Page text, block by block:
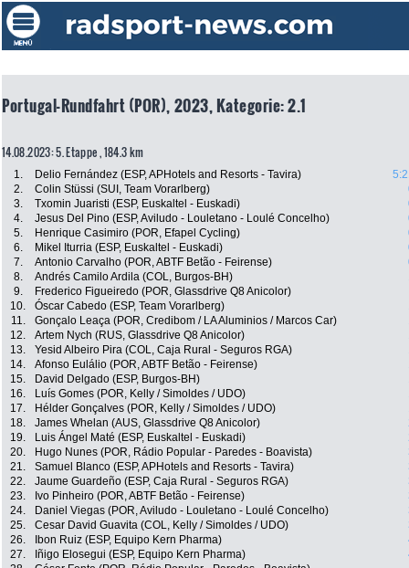
Portugal-Rundfahrt (POR), 2023, Kategorie: 2.1
14.08.2023: 5. Etappe , 184.3 km
1. Delio Fernández (ESP, APHotels and Resorts - Tavira)
2.
Colin Stüssi (SUI, Team Vorarlberg)
3.
Txomin Juaristi (ESP, Euskaltel - Euskadi)
4.
Jesus Del Pino (ESP, Aviludo - Louletano - Loulé Concelho)
5.
Henrique Casimiro (POR, Efapel Cycling)
6.
Mikel Iturria (ESP, Euskaltel - Euskadi)
7.
Antonio Carvalho (POR, ABTF Betão - Feirense)
8.
Andrés Camilo Ardila (COL, Burgos-BH)
9.
Frederico Figueiredo (POR, Glassdrive Q8 Anicolor)
10.
Óscar Cabedo (ESP, Team Vorarlberg)
11.
Gonçalo Leaça (POR, Credibom / LA Aluminios / Marcos Car)
12.
Artem Nych (RUS, Glassdrive Q8 Anicolor)
13.
Yesid Albeiro Pira (COL, Caja Rural - Seguros RGA)
14.
Afonso Eulálio (POR, ABTF Betão - Feirense)
15.
David Delgado (ESP, Burgos-BH)
16.
Luís Gomes (POR, Kelly / Simoldes / UDO)
17.
Hélder Gonçalves (POR, Kelly / Simoldes / UDO)
18.
James Whelan (AUS, Glassdrive Q8 Anicolor)
19.
Luis Ángel Maté (ESP, Euskaltel - Euskadi)
20.
Hugo Nunes (POR, Rádio Popular - Paredes - Boavista)
21.
Samuel Blanco (ESP, APHotels and Resorts - Tavira)
22.
Jaume Guardeño (ESP, Caja Rural - Seguros RGA)
23.
Ivo Pinheiro (POR, ABTF Betão - Feirense)
24.
Daniel Viegas (POR, Aviludo - Louletano - Loulé Concelho)
25.
Cesar David Guavita (COL, Kelly / Simoldes / UDO)
26.
Ibon Ruiz (ESP, Equipo Kern Pharma)
27.
Iñigo Elosegui (ESP, Equipo Kern Pharma)